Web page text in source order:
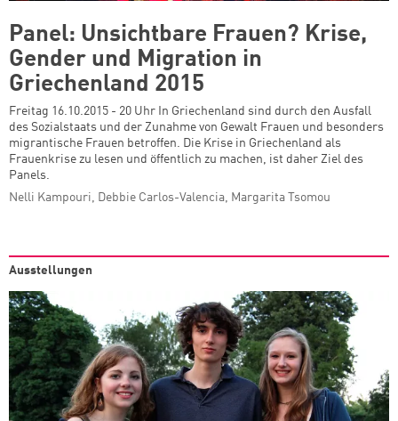
Panel: Unsichtbare Frauen? Krise,
Gender und Migration in
Griechenland 2015
Freitag 16.10.2015 - 20 Uhr In Griechenland sind durch den Ausfall
des Sozialstaats und der Zunahme von Gewalt Frauen und besonders
migrantische Frauen betroffen. Die Krise in Griechenland als
Frauenkrise zu lesen und öffentlich zu machen, ist daher Ziel des
Panels.
Nelli Kampouri, Debbie Carlos-Valencia, Margarita Tsomou
Ausstellungen